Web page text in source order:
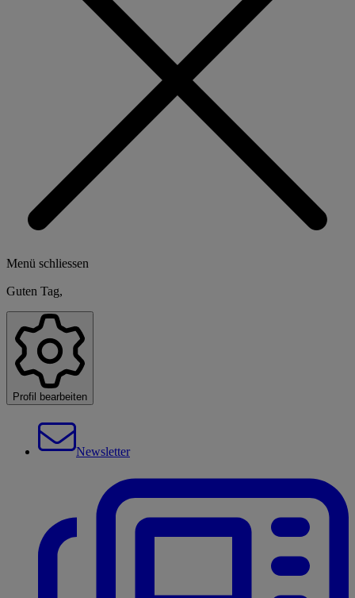
Menü schliessen
Guten Tag,
Profil bearbeiten
Newsletter